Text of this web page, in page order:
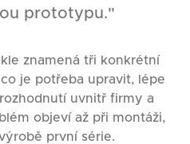
prototypu."
znamená tři konkrétní
je potřeba upravit, lépe
uvnitř firmy a
objeví až při montáži,
první série.